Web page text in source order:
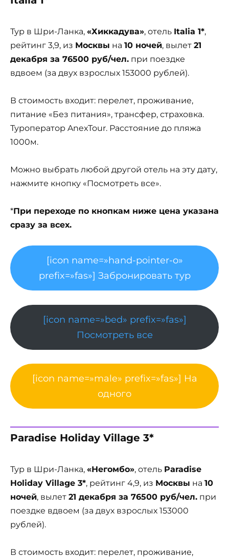
Тур в Шри-Ланка, «Хиккадува», отель Italia 1*,
рейтинг 3,9, из Москвы на 10 ночей, вылет 21
декабря за 76500 руб/чел. при поездке
вдвоем (за двух взрослых 153000 рублей).
В стоимость входит: перелет, проживание,
питание «Без питания», трансфер, страховка.
Туроператор AnexTour. Расстояние до пляжа
1000м.
Можно выбрать любой другой отель на эту дату,
нажмите кнопку «Посмотреть все».
*При переходе по кнопкам ниже цена указана
сразу за всех.
[icon name=»hand-pointer-o»
prefix=»fas»] Забронировать тур
[icon name=»bed» prefix=»fas»]
Посмотреть все
[icon name=»male» prefix=»fas»] На
одного
Paradise Holiday Village 3*
Тур в Шри-Ланка, «Негомбо», отель Paradise
Holiday Village 3*, рейтинг 4,9, из Москвы на 10
ночей, вылет 21 декабря за 76500 руб/чел. при
поездке вдвоем (за двух взрослых 153000
рублей).
В стоимость входит: перелет, проживание,